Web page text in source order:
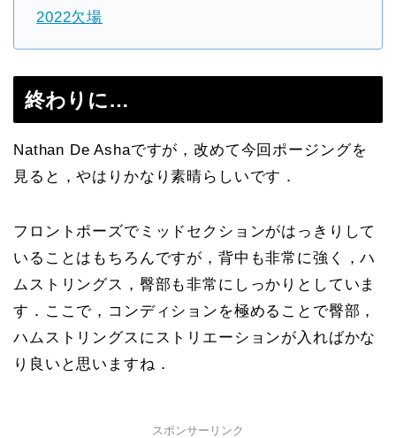
2022欠場
終わりに…
Nathan De Ashaですが，改めて今回ポージングを
見ると，やはりかなり素晴らしいです．
フロントポーズでミッドセクションがはっきりして
いることはもちろんですが，背中も非常に強く，ハ
ムストリングス，臀部も非常にしっかりとしていま
す．ここで，コンディションを極めることで臀部，
ハムストリングスにストリエーションが入ればかな
り良いと思いますね．
スポンサーリンク